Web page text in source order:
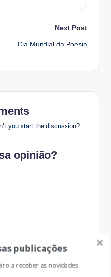
Next Post
Dia Mundial da Poesia
you start the discussion?
opinião?
publicações
a receber as novidades